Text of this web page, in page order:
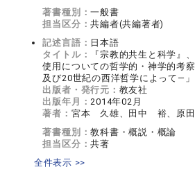
著書種別：一般書
担当区分：共編者(共編著者)
記述言語： 日本語
タイトル：
『宗教的共生と科学』
使用についての哲学的・神学的考
及び20世紀の西洋哲学によって―」
出版者・発行元： 教友社
出版年月：2014年02月
著者： 宮本 久雄、田中 裕、原
著書種別：教科書・概説・概論
担当区分：共著
全件表示 >>